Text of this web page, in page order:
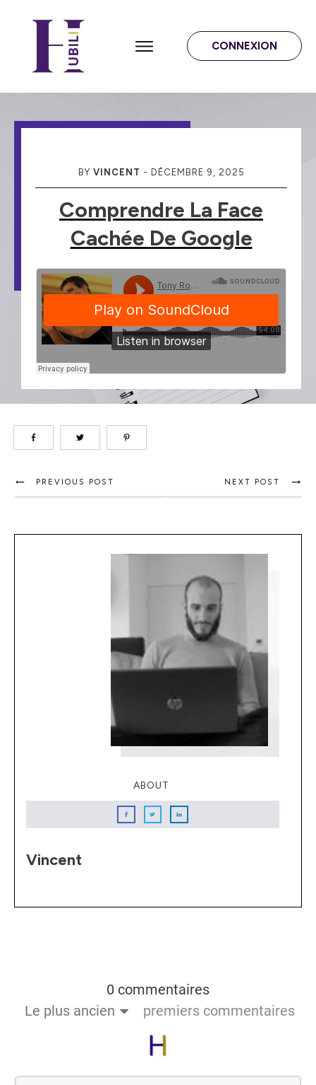
CONNEXION
BY VINCENT - DÉCEMBRE 9, 2025
Comprendre La Face
Cachée De Google
PREVIOUS POST NEXT POST
ABOUT
Vincent
0 commentaires
Le plus ancien
premiers commentaires